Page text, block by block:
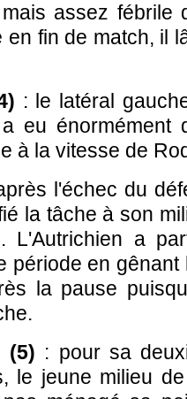
assez fébrile
fin de match, il
: le latéral
eu énormément
à la vitesse de
l'échec du
la tâche à son
L'Autrichien a
période en gênant
la pause
(5) : pour sa
le jeune milieu